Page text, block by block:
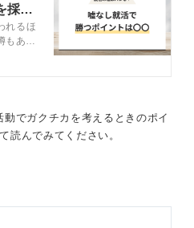
軽微な誇張は、面接で指摘さ
その際に滞在準備期間を含め
れば大きな減点にはつなが
実が判明したとしても、そ
インターネットで見つけた他
、事実を完全に歪曲するよう
って話の辻褄が合わなくな
いている」と判断され、不合
ことでも、自身が本当に好き
れて取り組んだこと、得意な
さん話せる」と心から思える
は、話の巧さではなく、あな
と人柄だからです。
採用
れるほ
もあり
んど
の記事
嘘がバ
ち取る
い。
でガクチカを考えるときのポイ
読んでみてください。